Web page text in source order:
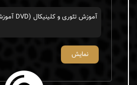
آموزش تئوری و کلینیکال (DVD آموزشی)
نمایش